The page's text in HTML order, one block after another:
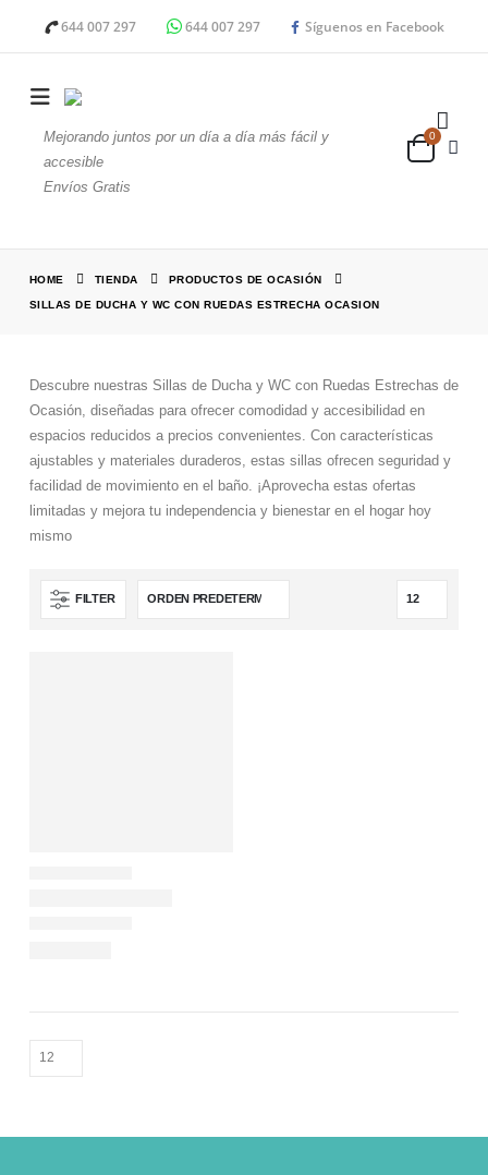
644 007 297 644 007 297 Síguenos en Facebook
Mejorando juntos por un día a día más fácil y
accesible
Envíos Gratis
0
HOME TIENDA PRODUCTOS DE OCASIÓN
SILLAS DE DUCHA Y WC CON RUEDAS ESTRECHA OCASION
Descubre nuestras Sillas de Ducha y WC con Ruedas Estrechas de
Ocasión, diseñadas para ofrecer comodidad y accesibilidad en
espacios reducidos a precios convenientes. Con características
ajustables y materiales duraderos, estas sillas ofrecen seguridad y
facilidad de movimiento en el baño. ¡Aprovecha estas ofertas
limitadas y mejora tu independencia y bienestar en el hogar hoy
mismo
FILTER